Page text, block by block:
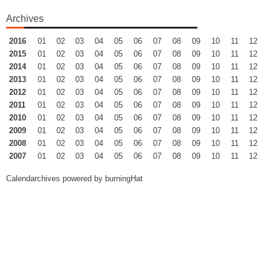
Archives
2016 01 02 03 04 05 06 07 08 09 10 11
12
2015
01 02 03 04 05 06 07 08 09 10 11
12
2014
01 02 03 04 05 06 07 08 09 10 11
12
2013
01 02 03 04 05 06 07 08 09 10 11
12
2012
01 02 03 04 05 06 07 08 09 10 11
12
2011
01 02 03 04 05 06 07 08 09 10 11
12
2010
01 02 03 04 05 06 07 08 09 10 11
12
2009
01 02 03 04 05 06 07 08 09 10 11
12
2008
01 02 03 04 05 06 07 08 09 10 11
12
2007
01 02 03 04 05 06 07 08 09 10 11 12
Calendarchives powered by burningHat